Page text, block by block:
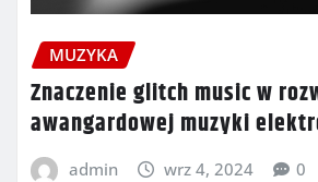
MUZYKA
Znaczenie glitch music w
awangardowej muzyki
admin wrz 4, 2024 0